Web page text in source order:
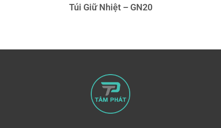
Túi Giữ Nhiệt – GN20